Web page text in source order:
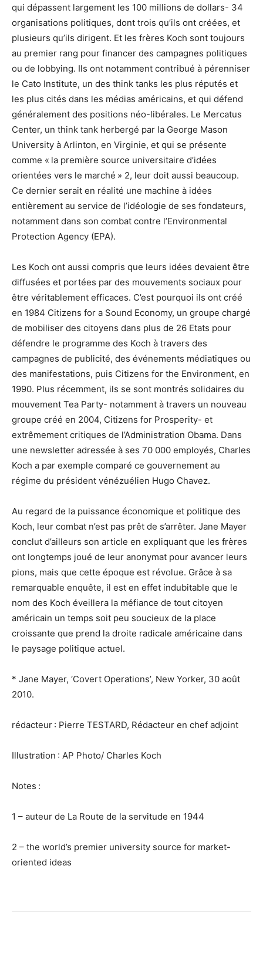
qui dépassent largement les 100 millions de dollars- 34
organisations politiques, dont trois qu’ils ont créées, et
plusieurs qu’ils dirigent. Et les frères Koch sont toujours
au premier rang pour financer des campagnes politiques
ou de lobbying. Ils ont notamment contribué à pérenniser
le Cato Institute, un des think tanks les plus réputés et
les plus cités dans les médias américains, et qui défend
généralement des positions néo-libérales. Le Mercatus
Center, un think tank herbergé par la George Mason
University à Arlinton, en Virginie, et qui se présente
comme « la première source universitaire d’idées
orientées vers le marché » 2, leur doit aussi beaucoup.
Ce dernier serait en réalité une machine à idées
entièrement au service de l’idéologie de ses fondateurs,
notamment dans son combat contre l’Environmental
Protection Agency (EPA).
Les Koch ont aussi compris que leurs idées devaient être
diffusées et portées par des mouvements sociaux pour
être véritablement efficaces. C’est pourquoi ils ont créé
en 1984 Citizens for a Sound Economy, un groupe chargé
de mobiliser des citoyens dans plus de 26 Etats pour
défendre le programme des Koch à travers des
campagnes de publicité, des événements médiatiques ou
des manifestations, puis Citizens for the Environment, en
1990. Plus récemment, ils se sont montrés solidaires du
mouvement Tea Party- notamment à travers un nouveau
groupe créé en 2004, Citizens for Prosperity- et
extrêmement critiques de l’Administration Obama. Dans
une newsletter adressée à ses 70 000 employés, Charles
Koch a par exemple comparé ce gouvernement au
régime du président vénézuélien Hugo Chavez.
Au regard de la puissance économique et politique des
Koch, leur combat n’est pas prêt de s’arrêter. Jane Mayer
conclut d’ailleurs son article en expliquant que les frères
ont longtemps joué de leur anonymat pour avancer leurs
pions, mais que cette époque est révolue. Grâce à sa
remarquable enquête, il est en effet indubitable que le
nom des Koch éveillera la méfiance de tout citoyen
américain un temps soit peu soucieux de la place
croissante que prend la droite radicale américaine dans
le paysage politique actuel.
* Jane Mayer, ‘Covert Operations’, New Yorker, 30 août
2010.
rédacteur : Pierre TESTARD, Rédacteur en chef adjoint
Illustration : AP Photo/ Charles Koch
Notes :
1 – auteur de La Route de la servitude en 1944
2 – the world’s premier university source for market-
oriented ideas